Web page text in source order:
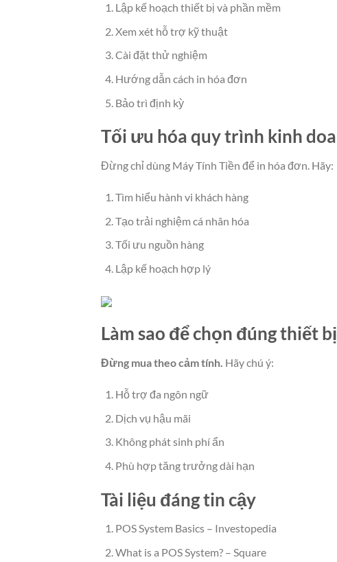
Lập kế hoạch thiết bị và phần mềm
Xem xét hỗ trợ kỹ thuật
Cài đặt thử nghiệm
Hướng dẫn cách in hóa đơn
Bảo trì định kỳ
Tối ưu hóa quy trình kinh
Đừng chỉ dùng Máy Tính Tiền để in hóa đơn. Hãy:
Tìm hiểu hành vi khách hàng
Tạo trải nghiệm cá nhân hóa
Tối ưu nguồn hàng
Lập kế hoạch hợp lý
Làm sao để chọn đúng thiết
Đừng mua theo cảm tính. Hãy chú ý:
Hỗ trợ đa ngôn ngữ
Dịch vụ hậu mãi
Không phát sinh phí ẩn
Phù hợp tăng trưởng dài hạn
Tài liệu đáng tin cậy
POS System Basics – Investopedia
What is a POS System? – Square